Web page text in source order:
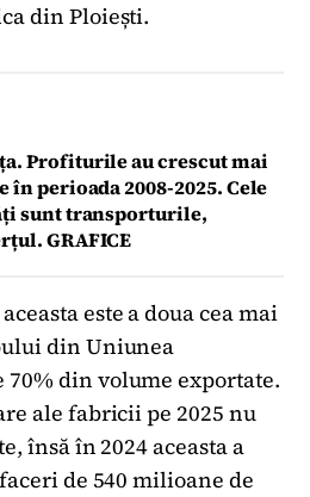
din Ploiești.
Profiturile au crescut mai
în perioada 2008-2025. Cele
sunt transporturile,
GRAFICE
este a doua cea mai
din Uniunea
70% din volume exportate.
ale fabricii pe 2025 nu
însă în 2024 aceasta a
de 540 milioane de